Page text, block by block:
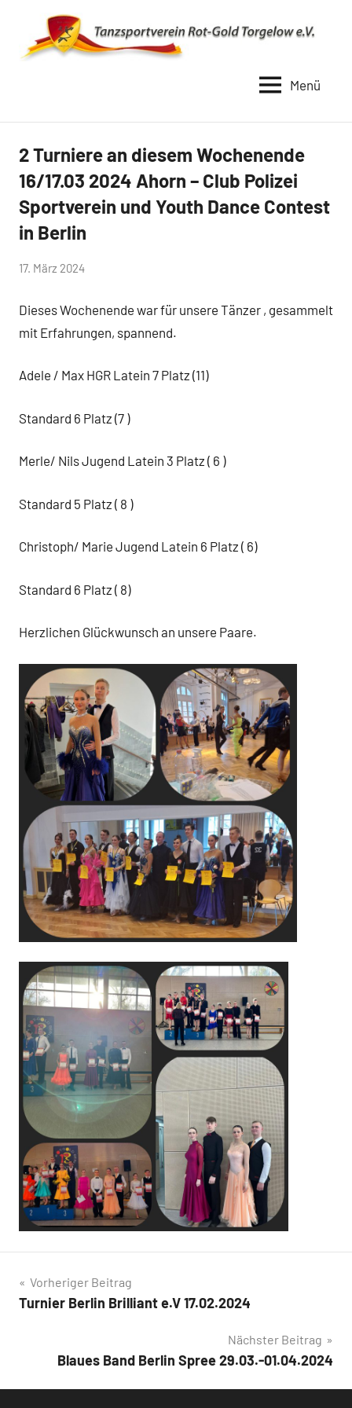
springen
Rot
Gold
Torgelow
1990
Menü
Uncategorized
2 Turniere an diesem Wochenende
16/17.03 2024 Ahorn – Club Polizei
Sportverein und Youth Dance Contest
in Berlin
von
Schwarz-
Stollhoff
17. März 2024
Dieses Wochenende war für unsere Tänzer , gesammelt
mit Erfahrungen, spannend.
Adele / Max HGR Latein 7 Platz (11)
Standard 6 Platz (7 )
Merle/ Nils Jugend Latein 3 Platz ( 6 )
Standard 5 Platz ( 8 )
Christoph/ Marie Jugend Latein 6 Platz ( 6)
Standard 6 Platz ( 8)
Herzlichen Glückwunsch an unsere Paare.
Beitragsnavigation
Vorheriger Beitrag
Turnier Berlin Brilliant e.V 17.02.2024
Nächster Beitrag
Blaues Band Berlin Spree 29.03.-01.04.2024